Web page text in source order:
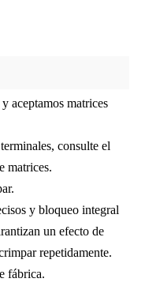
aceptamos matrices
consulte el
matrices.
y bloqueo integral
un efecto de
repetidamente.
fábrica.